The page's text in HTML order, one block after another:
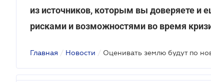
из источников, которым вы доверяете и
рисками и возможностями во время
Главная / Новости / Оценивать землю будут по